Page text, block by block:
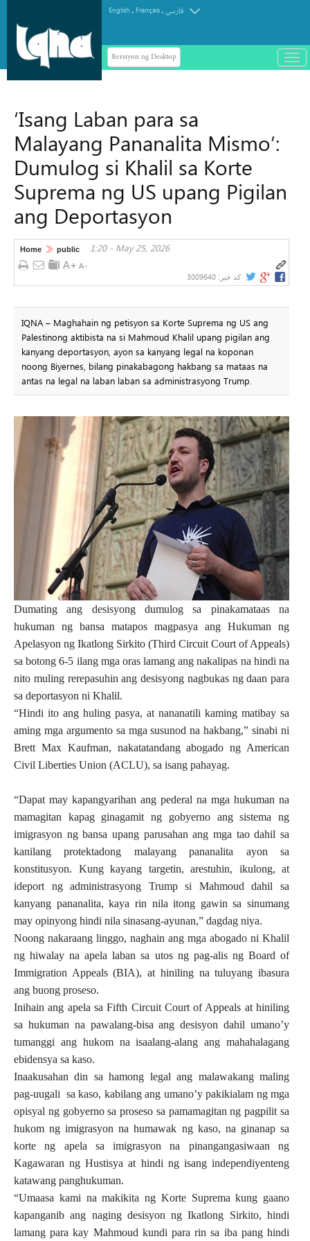
English . Français.فارسی
Bersiyon ng Desktop
باز
و
‘Isang Laban para sa
Malayang Pananalita Mismo’:
Dumulog si Khalil sa Korte
Suprema ng US upang Pigilan
ang Deportasyon
Home public 1:20 - May 25, 2026
کد خبر: 3009640
IQNA – Maghahain ng petisyon sa Korte Suprema ng US ang
Palestinong aktibista na si Mahmoud Khalil upang pigilan ang
kanyang deportasyon, ayon sa kanyang legal na koponan
noong Biyernes, bilang pinakabagong hakbang sa mataas na
antas na legal na laban laban sa administrasyong Trump.
Dumating ang desisyong dumulog sa pinakamataas na
hukuman ng bansa matapos magpasya ang Hukuman ng
Apelasyon ng Ikatlong Sirkito (Third Circuit Court of Appeals)
sa botong 6-5 ilang mga oras lamang ang nakalipas na hindi na
nito muling rerepasuhin ang desisyong nagbukas ng daan para
sa deportasyon ni Khalil.
“Hindi ito ang huling pasya, at nananatili kaming matibay sa
aming mga argumento sa mga susunod na hakbang,” sinabi ni
Brett Max Kaufman, nakatatandang abogado ng American
Civil Liberties Union (ACLU), sa isang pahayag.
“Dapat may kapangyarihan ang pederal na mga hukuman na
mamagitan kapag ginagamit ng gobyerno ang sistema ng
imigrasyon ng bansa upang parusahan ang mga tao dahil sa
kanilang protektadong malayang pananalita ayon sa
konstitusyon. Kung kayang targetin, arestuhin, ikulong, at
ideport ng administrasyong Trump si Mahmoud dahil sa
kanyang pananalita, kaya rin nila itong gawin sa sinumang
may opinyong hindi nila sinasang-ayunan,” dagdag niya.
Noong nakaraang linggo, naghain ang mga abogado ni Khalil
ng hiwalay na apela laban sa utos ng pag-alis ng Board of
Immigration Appeals (BIA), at hiniling na tuluyang ibasura
ang buong proseso.
Inihain ang apela sa Fifth Circuit Court of Appeals at hiniling
sa hukuman na pawalang-bisa ang desisyon dahil umano’y
tumanggi ang hukom na isaalang-alang ang mahahalagang
ebidensya sa kaso.
Inaakusahan din sa hamong legal ang malawakang maling
pag-uugali sa kaso, kabilang ang umano’y pakikialam ng mga
opisyal ng gobyerno sa proseso sa pamamagitan ng pagpilit sa
hukom ng imigrasyon na humawak ng kaso, na ginanap sa
korte ng apela sa imigrasyon na pinangangasiwaan ng
Kagawaran ng Hustisya at hindi ng isang independiyenteng
katawang panghukuman.
“Umaasa kami na makikita ng Korte Suprema kung gaano
kapanganib ang naging desisyon ng Ikatlong Sirkito, hindi
lamang para kay Mahmoud kundi para rin sa iba pang hindi